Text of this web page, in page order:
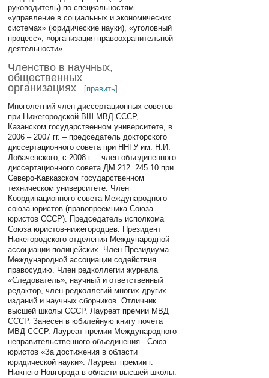
руководитель) по специальностям –
«управление в социальных и экономических
системах» (юридические науки), «уголовный
процесс», «организация правоохранительной
деятельности».
Членство в научных,
общественных
организациях
[править]
Многолетний член диссертационных советов
при Нижегородской ВШ МВД СССР,
Казанском государственном университете, в
2006 – 2007 гг. – председатель докторского
диссертационного совета при ННГУ им. Н.И.
Лобачевского, с 2008 г. – член объединенного
диссертационного совета ДМ 212. 245.10 при
Северо-Кавказском государственном
техническом университете. Член
Координационного совета Международного
союза юристов (правопреемника Союза
юристов СССР). Председатель исполкома
Союза юристов-нижегородцев. Президент
Нижегородского отделения Международной
ассоциации полицейских. Член Президиума
Международной ассоциации содействия
правосудию. Член редколлегии журнала
«Следователь», научный и ответственный
редактор, член редколлегий многих других
изданий и научных сборников. Отличник
высшей школы СССР. Лауреат премии МВД
СССР. Занесен в юбилейную книгу почета
МВД СССР. Лауреат премии Международного
неправительственного объединения - Союз
юристов «За достижения в области
юридической науки». Лауреат премии г.
Нижнего Новгорода в области высшей школы.